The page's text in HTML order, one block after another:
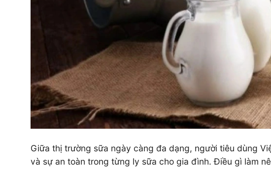
Giữa thị trường sữa ngày càng đa dạng, người tiêu dùng
và sự an toàn trong từng ly sữa cho gia đình. Điều gì làm